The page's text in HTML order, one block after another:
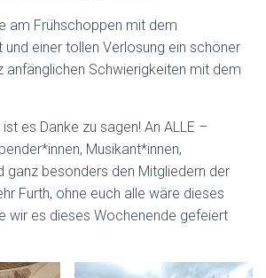
am Frühschoppen mit dem
und einer tollen Verlosung ein schöner
anfänglichen Schwierigkeiten mit dem
es Danke zu sagen! An ALLE –
Musikant*innen,
ganz besonders den Mitgliedern der
Furth, ohne euch alle wäre dieses
wir es dieses Wochenende gefeiert